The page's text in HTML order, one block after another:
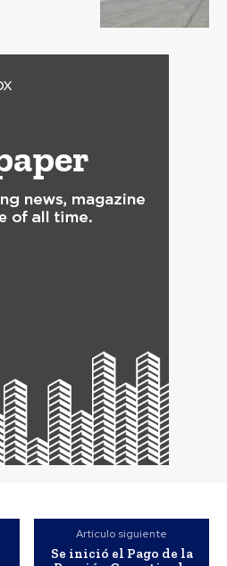
Artículo siguiente
Se inició el Pago de la